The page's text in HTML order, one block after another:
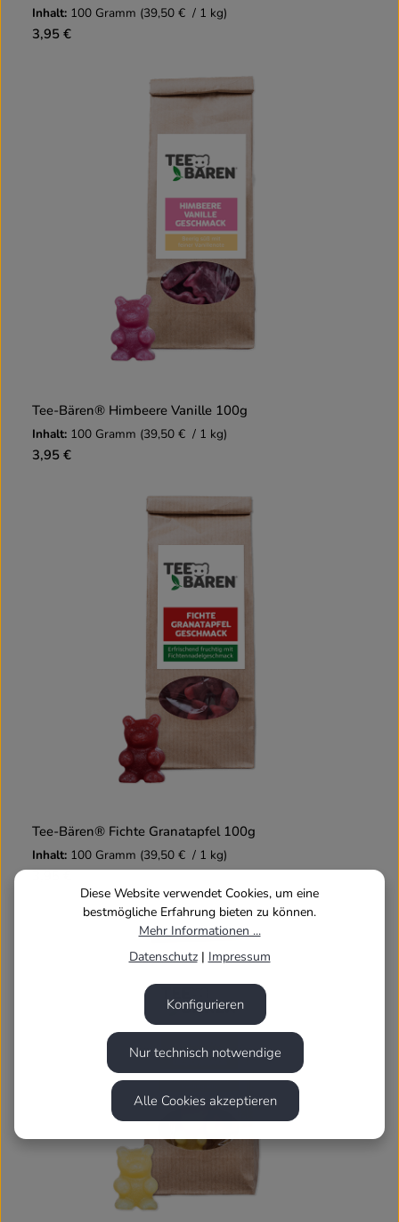
Diese Website verwendet Cookies, um eine
bestmögliche Erfahrung bieten zu können.
Mehr Informationen ...
Datenschutz| Impressum
Nur technisch notwendige
Konfigurieren
Alle Cookies akzeptieren
Inhalt: 100 Gramm (39,50 € / 1 kg)
3,95 €
Tee-Bären® Himbeere Vanille 100g
Inhalt: 100 Gramm (39,50 € / 1 kg)
3,95 €
Tee-Bären® Fichte Granatapfel 100g
Inhalt: 100 Gramm (39,50 € / 1 kg)
3,95 €